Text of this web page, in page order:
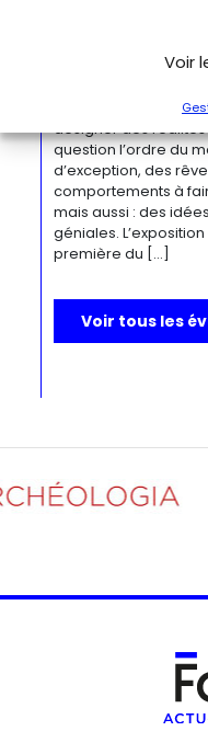
Voir
Du 27.11.2026
plus fou du
Depuis la
désigner des
question l’ordre du
d’exception, des
comportements à
mais aussi : des
géniales.
première du […]
Voir tous les